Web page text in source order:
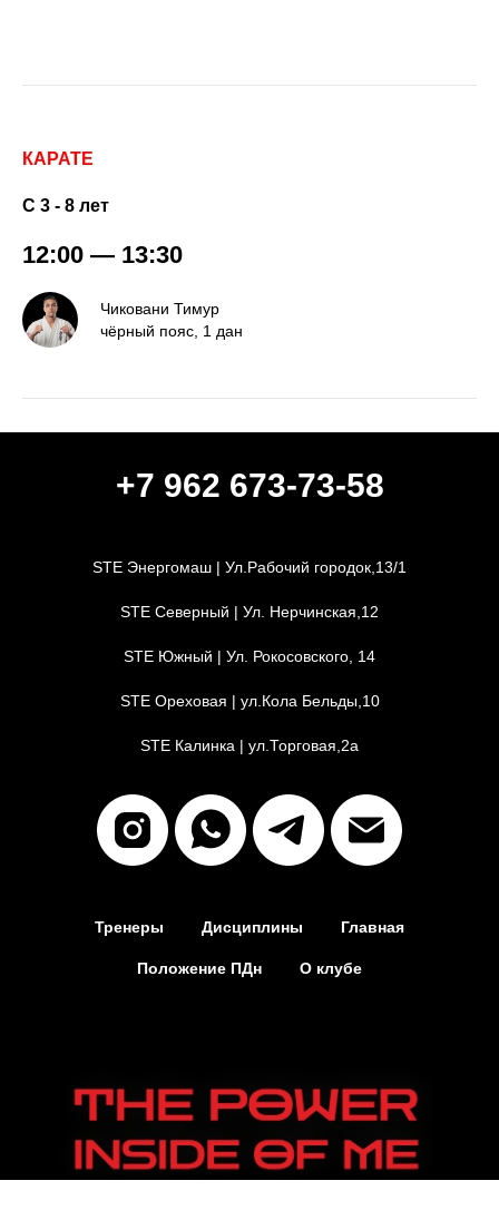
КАРАТЕ
C 3 - 8 лет
12:00 — 13:30
Чиковани Тимур
чёрный пояс, 1 дан
+7 962 673-73-58
STE Энергомаш | Ул.Рабочий городок,13/1
STE Северный | Ул. Нерчинская,12
STE Южный | Ул. Рокосовского, 14
STE Ореховая | ул.Кола Бельды,10
STE Калинка | ул.Торговая,2а
Тренеры Дисциплины Главная
Положение ПДн О клубе